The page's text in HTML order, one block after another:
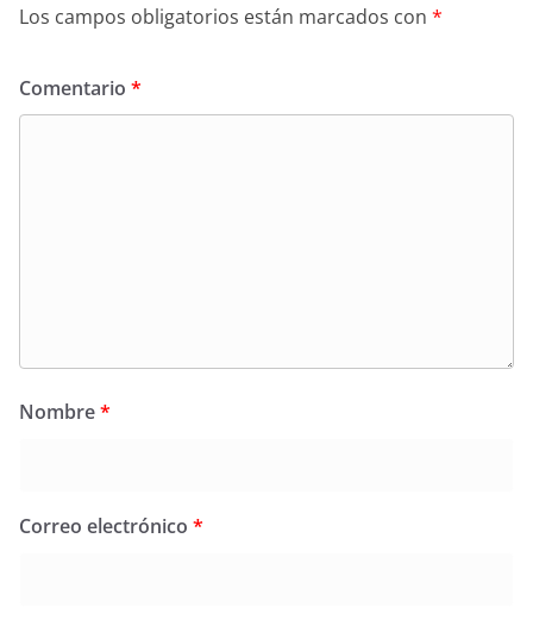
Los campos obligatorios están marcados con *
Comentario *
Nombre*
Correo electrónico *